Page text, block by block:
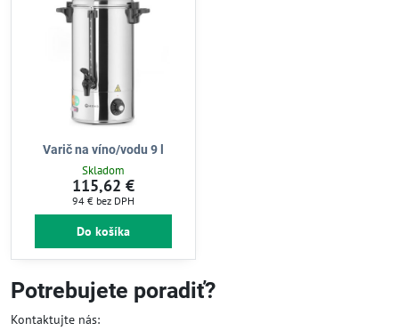
Varič na víno/vodu 9 l
Skladom
115,62 €
94 € bez DPH
Do košíka
Potrebujete poradiť?
Kontaktujte nás: